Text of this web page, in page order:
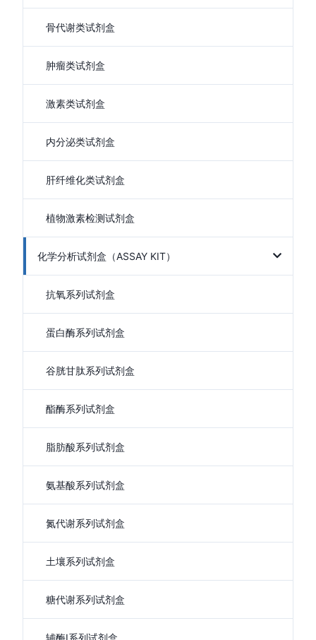
骨代谢类试剂盒
肿瘤类试剂盒
激素类试剂盒
内分泌类试剂盒
肝纤维化类试剂盒
植物激素检测试剂盒
化学分析试剂盒（ASSAY KIT）
抗氧系列试剂盒
蛋白酶系列试剂盒
谷胱甘肽系列试剂盒
酯酶系列试剂盒
脂肪酸系列试剂盒
氨基酸系列试剂盒
氮代谢系列试剂盒
土壤系列试剂盒
糖代谢系列试剂盒
辅酶I系列试剂盒